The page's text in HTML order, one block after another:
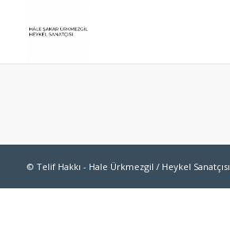
© Telif Hakkı - Hale Ürkmezgil / Heykel Sanatçısı